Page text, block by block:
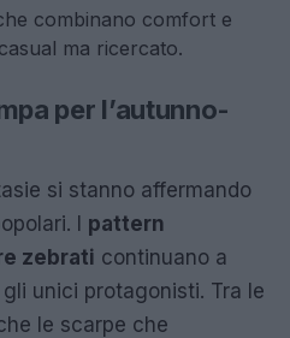
combinano comfort e
ma ricercato.
per l’autunno-
si stanno affermando
I pattern
zebrati continuano a
unici protagonisti. Tra le
le scarpe che